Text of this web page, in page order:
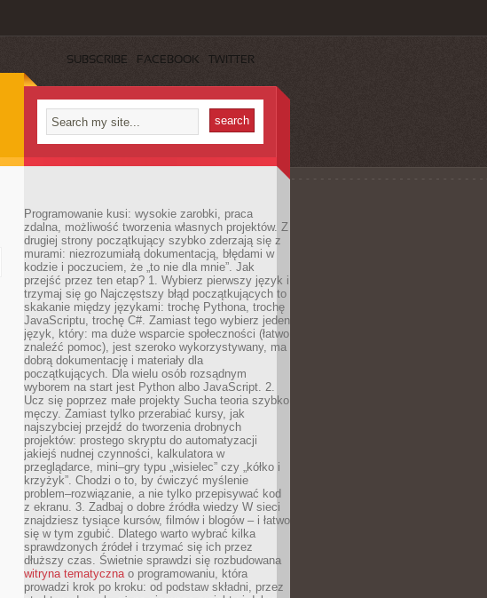
SUBSCRIBE FACEBOOK TWITTER
Programowanie kusi: wysokie zarobki, praca
zdalna, możliwość tworzenia własnych projektów. Z
drugiej strony początkujący szybko zderzają się z
murami: niezrozumiałą dokumentacją, błędami w
kodzie i poczuciem, że „to nie dla mnie”. Jak
przejść przez ten etap? 1. Wybierz pierwszy język i
trzymaj się go Najczęstszy błąd początkujących to
skakanie między językami: trochę Pythona, trochę
JavaScriptu, trochę C#. Zamiast tego wybierz jeden
język, który: ma duże wsparcie społeczności (łatwo
znaleźć pomoc), jest szeroko wykorzystywany, ma
dobrą dokumentację i materiały dla
początkujących. Dla wielu osób rozsądnym
wyborem na start jest Python albo JavaScript. 2.
Ucz się poprzez małe projekty Sucha teoria szybko
męczy. Zamiast tylko przerabiać kursy, jak
najszybciej przejdź do tworzenia drobnych
projektów: prostego skryptu do automatyzacji
jakiejś nudnej czynności, kalkulatora w
przeglądarce, mini–gry typu „wisielec” czy „kółko i
krzyżyk”. Chodzi o to, by ćwiczyć myślenie
problem–rozwiązanie, a nie tylko przepisywać kod
z ekranu. 3. Zadbaj o dobre źródła wiedzy W sieci
znajdziesz tysiące kursów, filmów i blogów – i łatwo
się w tym zgubić. Dlatego warto wybrać kilka
sprawdzonych źródeł i trzymać się ich przez
dłuższy czas. Świetnie sprawdzi się rozbudowana
witryna tematycznao programowaniu, która
prowadzi krok po kroku: od podstaw składni, przez